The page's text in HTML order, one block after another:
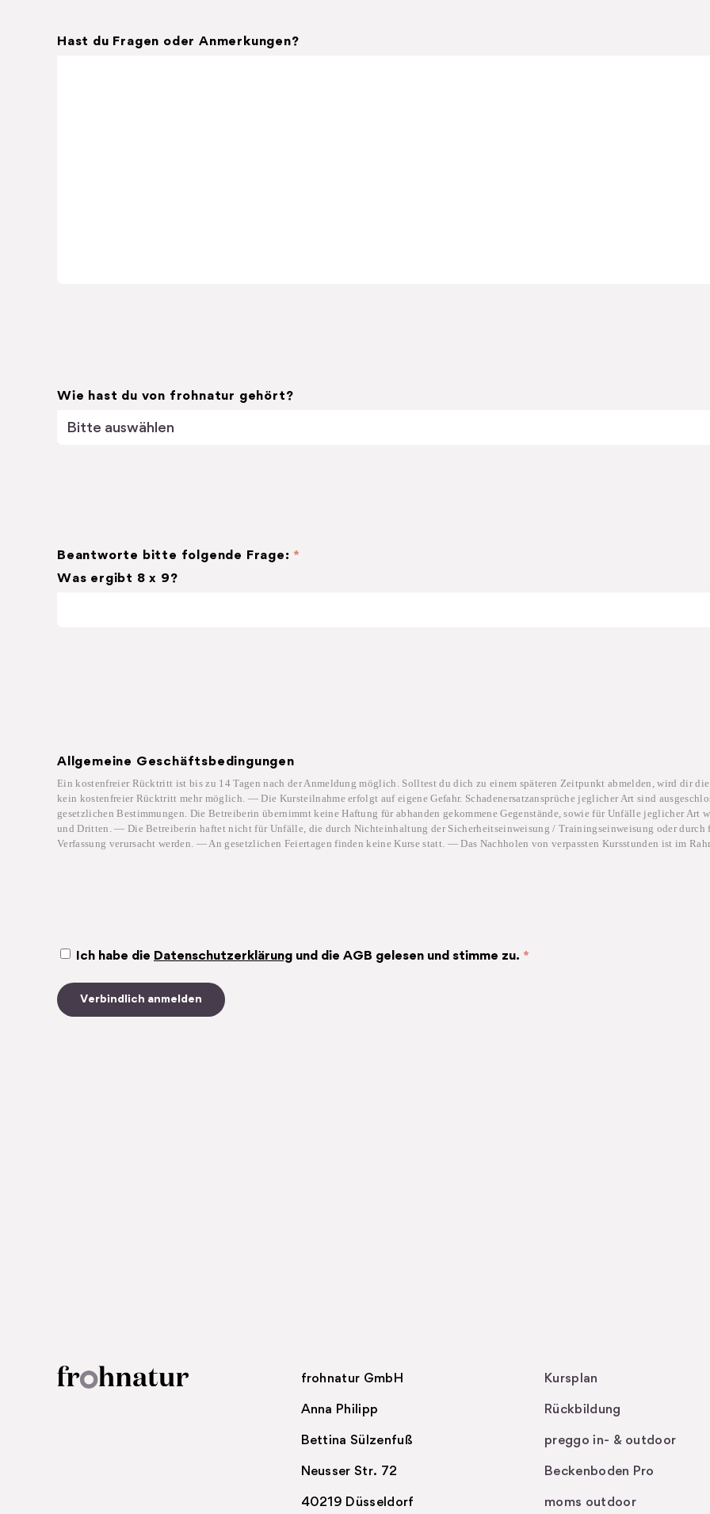
Hast du Fragen oder Anmerkungen?
Wie hast du von frohnatur gehört?
Beantworte bitte folgende Frage:*
Was ergibt 8 x 9?
Allgemeine Geschäftsbedingungen
Ein kostenfreier Rücktritt ist bis zu 14 Tagen nach der Anmeldung möglich. Solltest du dich zu einem späteren Zeitpunkt abmelden, wird dir
kein kostenfreier Rücktritt mehr möglich. — Die Kursteilnahme erfolgt auf eigene Gefahr. Schadenersatzansprüche jeglicher Art sind
gesetzlichen Bestimmungen. Die Betreiberin übernimmt keine Haftung für abhanden gekommene Gegenstände, sowie für Unfälle jeglicher Art
und Dritten. — Die Betreiberin haftet nicht für Unfälle, die durch Nichteinhaltung der Sicherheitseinweisung / Trainingseinweisung oder durch
Verfassung verursacht werden. — An gesetzlichen Feiertagen finden keine Kurse statt. — Das Nachholen von verpassten Kursstunden ist im
Ich habe die Datenschutzerklärung und die AGB gelesen und stimme zu. *
frohnatur GmbH
Anna Philipp
Bettina Sülzenfuß
Neusser Str. 72
40219 Düsseldorf
Kursplan
Rückbildung
preggo in- & outdoor
Beckenboden Pro
moms outdoor